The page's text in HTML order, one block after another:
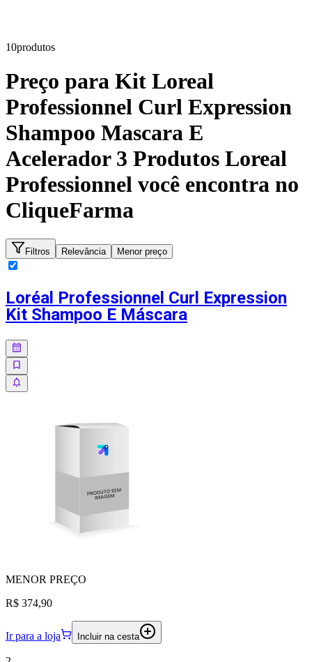
10produtos
Preço para Kit Loreal
Professionnel Curl Expression
Shampoo Mascara E
Acelerador 3 Produtos Loreal
Professionnel você encontra no
CliqueFarma
Filtros Relevância Menor preço
Loréal Professionnel Curl Expression
Kit Shampoo E Máscara
MENOR PREÇO
R$ 374,90
Ir para a loja Incluir na cesta